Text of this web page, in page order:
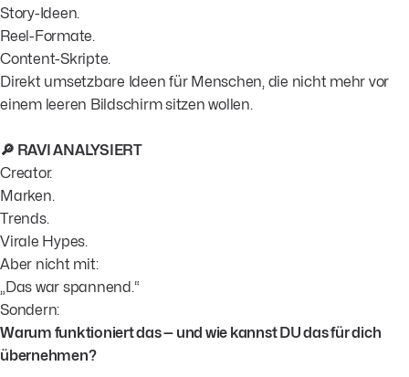
Story-Ideen.
Reel-Formate.
Content-Skripte.
Direkt umsetzbare Ideen für Menschen, die nicht mehr vor
einem leeren Bildschirm sitzen wollen.
🔎 RAVI ANALYSIERT
Creator.
Marken.
Trends.
Virale Hypes.
Aber nicht mit:
„Das war spannend.“
Sondern:
Warum funktioniert das — und wie kannst DU das für dich
übernehmen?